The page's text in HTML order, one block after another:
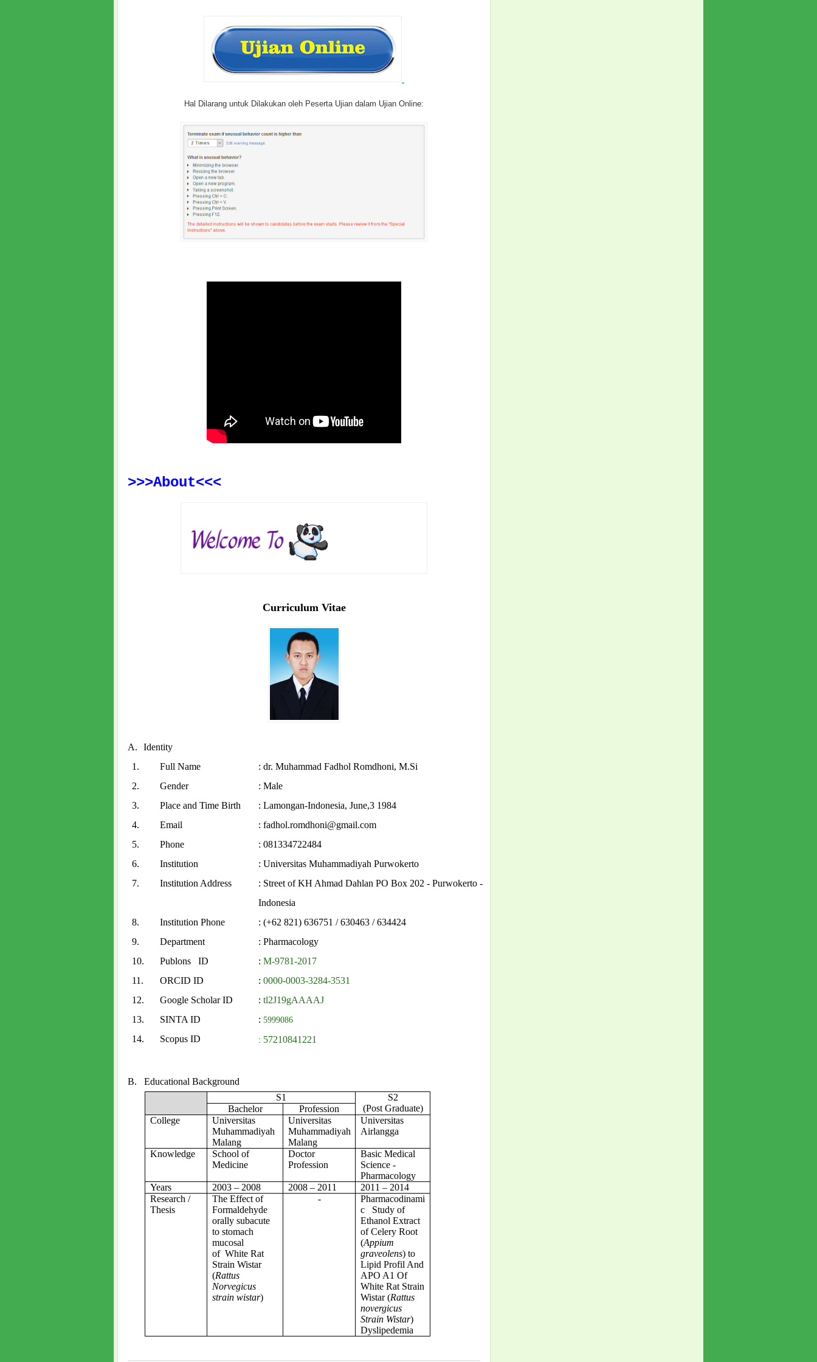
Hal Dilarang untuk Dilakukan oleh Peserta Ujian dalam Ujian Online:
>>>About<<<
Curriculum Vitae
A.
Identity
1.
Full Name
: dr. Muhammad Fadhol Romdhoni, M.Si
2.
Gender
: Male
3.
Place and Time Birth
: Lamongan-Indonesia, June,3 1984
4.
Email
: fadhol.romdhoni@gmail.com
5.
Phone
: 081334722484
6.
Institution
: Universitas Muhammadiyah Purwokerto
7.
Institution Address
: Street of KH Ahmad Dahlan PO Box 202 - Purwokerto -
Indonesia
8.
Institution Phone
: (+62 821) 636751 / 630463 / 634424
9.
Department
: Pharmacology
10.
Publons ID :M-9781-2017
11.
ORCID ID :0000-0003-3284-3531
12.
13.
14.
Google Scholar ID
SINTA ID
Scopus ID
:tl2J19gAAAAJ
:5999086
: 57210841221
B.
Educational Background
S1
S2
(Post Graduate)
Bachelor
Profession
College
Universitas
Muhammadiyah
Malang
Universitas
Muhammadiyah
Malang
Universitas
Airlangga
Knowledge
School of
Medicine
Doctor
Profession
Basic Medical
Science -
Pharmacology
Years
2003 – 2008 2008 – 2011
2011 – 2014
Research /
Thesis
The Effect of
Formaldehyde
orally subacute
to stomach
mucosal
of White Rat
Strain Wistar
(Rattus
Norvegicus
strain wistar)
-
Pharmacodinami
c Study of
Ethanol Extract
of Celery Root
(Appium
graveolens) to
Lipid Profil And
APO A1 Of
White Rat Strain
Wistar (Rattus
novergicus
Strain Wistar)
Dyslipedemia